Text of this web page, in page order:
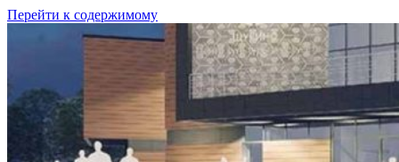
Перейти к содержимому